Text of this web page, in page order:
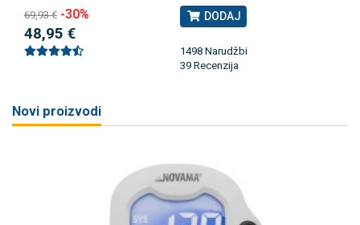
69,93 € -30%
48,95 €
DODAJ
1498 Narudžbi
39 Recenzija
Novi proizvodi